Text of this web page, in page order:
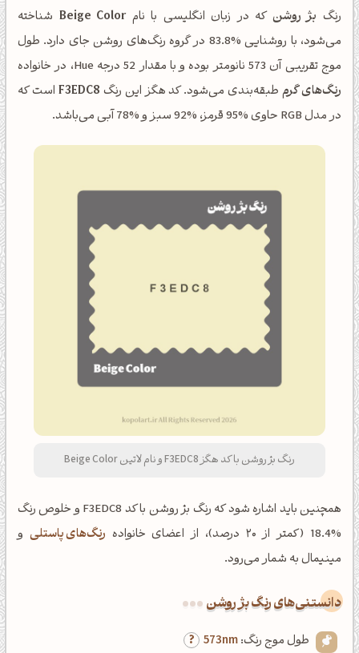
رنگ بژ روشن که در زبان انگلیسی با نامBeige Color شناخته
می‌شود، با روشنایی %83.8 در گروه رنگ‌های روشن جای دارد. طول
موج تقریبی آن 573 نانومتر بوده و با مقدار 52 درجه Hue، در خانواده
رنگ‌های گرمطبقه‌بندی می‌شود. کد هگز این رنگ F3EDC8 است که
در مدل RGB حاوی %95 قرمز، %92 سبز و %78 آبی می‌باشد.
رنگ بژ روشن با کد هگز F3EDC8 و نام لاتین Beige Color
همچنین باید اشاره شود که رنگ بژ روشن با کد F3EDC8 و خلوص رنگ
%18.4 (کمتر از ۲۰ درصد)، از اعضای خانواده
رنگ‌های پاستلی و
مینیمال به شمار می‌رود.
دانستنی‌های رنگ بژ روشن
طول موج رنگ:573nm